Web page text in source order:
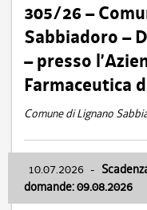
305/26 –
Sabbiadoro –
– presso
Farmaceutica
Comune di Lignano
10.07.2026 -
domande: 09.08.2026